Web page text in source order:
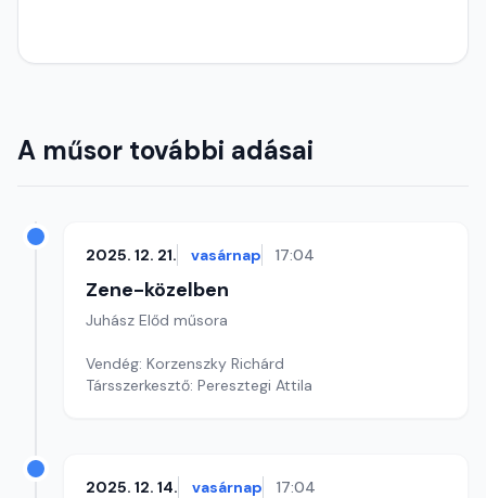
A műsor további adásai
2025. 12. 21. vasárnap 17:04
Zene-közelben
Juhász Előd műsora
Vendég: Korzenszky Richárd
Társszerkesztő: Peresztegi Attila
2025. 12. 14. vasárnap 17:04